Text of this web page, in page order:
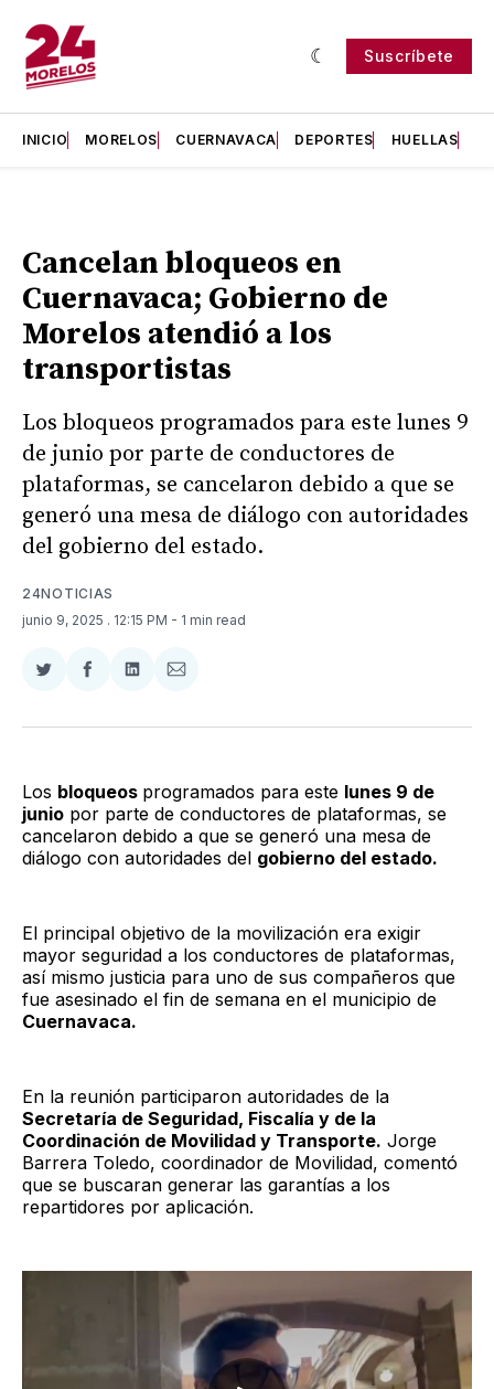
Suscríbete
INICIO MORELOS CUERNAVACA DEPORTES HUELLAS
Cancelan bloqueos en
Cuernavaca; Gobierno de
Morelos atendió a los
transportistas
Los bloqueos programados para este lunes 9
de junio por parte de conductores de
plataformas, se cancelaron debido a que se
generó una mesa de diálogo con autoridades
del gobierno del estado.
24NOTICIAS
junio 9, 2025 . 12:15 PM - 1 min read
Compartir
Twitter
Compartir
Facebook
Compartir
LinkedIn
Compartir
Email
Los bloqueos programados para este lunes 9 de
junio por parte de conductores de plataformas, se
cancelaron debido a que se generó una mesa de
diálogo con autoridades del gobierno del estado.
El principal objetivo de la movilización era exigir
mayor seguridad a los conductores de plataformas,
así mismo justicia para uno de sus compañeros que
fue asesinado el fin de semana en el municipio de
Cuernavaca.
En la reunión participaron autoridades de la
Secretaría de Seguridad, Fiscalía y de la
Coordinación de Movilidad y Transporte. Jorge
Barrera Toledo, coordinador de Movilidad, comentó
que se buscaran generar las garantías a los
repartidores por aplicación.